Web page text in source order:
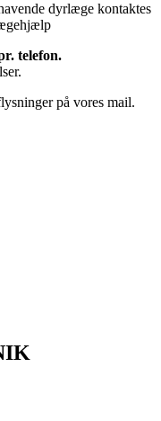
dyrlæge kontaktes
telefon.
på vores mail.